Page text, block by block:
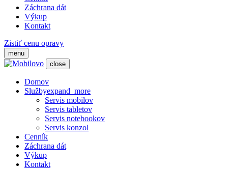
Záchrana dát
Výkup
Kontakt
Zistiť cenu opravy
menu
close
Domov
Službyexpand_more
Servis mobilov
Servis tabletov
Servis notebookov
Servis konzol
Cenník
Záchrana dát
Výkup
Kontakt